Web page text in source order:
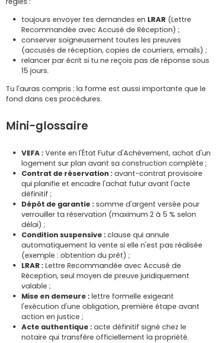
toujours envoyer tes demandes en LRAR (Lettre
Recommandée avec Accusé de Réception) ;
conserver soigneusement toutes les preuves
(accusés de réception, copies de courriers, emails) ;
relancer par écrit si tu ne reçois pas de réponse sous
15 jours.
Tu l'auras compris : la forme est aussi importante que le
fond dans ces procédures.
Mini-glossaire
VEFA : Vente en l'État Futur d'Achèvement, achat d'un
logement sur plan avant sa construction complète ;
Contrat de réservation : avant-contrat provisoire
qui planifie et encadre l'achat futur avant l'acte
définitif ;
Dépôt de garantie : somme d'argent versée pour
verrouiller ta réservation (maximum 2 à 5 % selon
délai) ;
Condition suspensive : clause qui annule
automatiquement la vente si elle n'est pas réalisée
(exemple : obtention du prêt) ;
LRAR : Lettre Recommandée avec Accusé de
Réception, seul moyen de preuve juridiquement
valable ;
Mise en demeure : lettre formelle exigeant
l'exécution d'une obligation, première étape avant
action en justice ;
Acte authentique : acte définitif signé chez le
notaire qui transfère officiellement la propriété.